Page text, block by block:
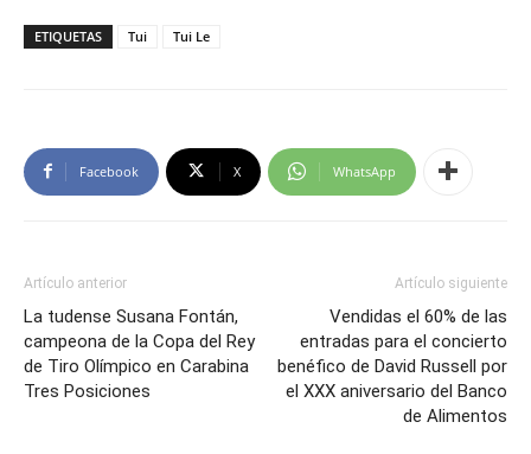
ETIQUETAS Tui Tui Le
Facebook X WhatsApp
Artículo anterior
La tudense Susana Fontán,
campeona de la Copa del Rey
de Tiro Olímpico en Carabina
Tres Posiciones
Artículo siguiente
Vendidas el 60% de las
entradas para el concierto
benéfico de David Russell por
el XXX aniversario del Banco
de Alimentos